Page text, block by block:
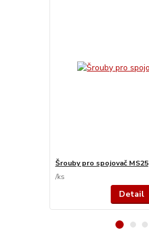
Šrouby pro spojovač MS25
/ks
Detail